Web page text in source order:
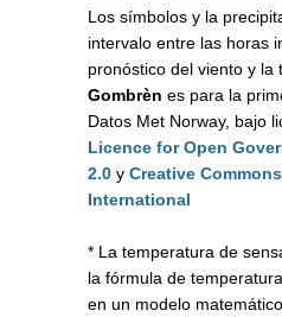
Los símbolos y la
intervalo entre las horas
pronóstico del viento y la
Gombrèn es para la
Datos Met Norway, bajo
Licence for Open
2.0 y Creative
International
* La temperatura de
la fórmula de
en un modelo